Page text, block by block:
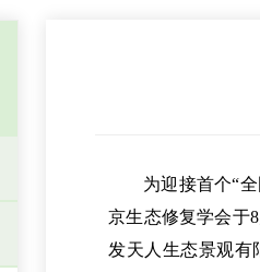
为迎接首个“
京生态修复学会于
发天人生态景观有